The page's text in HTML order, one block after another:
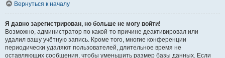
Вернуться к началу
Я давно зарегистрирован, но больше не могу войти!
Возможно, администратор по какой-то причине деактивировал или
удалил вашу учётную запись. Кроме того, многие конференции
периодически удаляют пользователей, длительное время не
оставляющих сообщения, чтобы уменьшить размер базы данных. Если